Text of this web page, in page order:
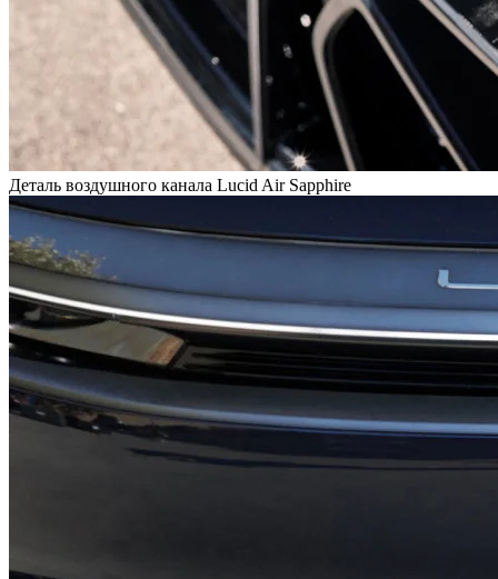
Деталь воздушного канала Lucid Air Sapphire